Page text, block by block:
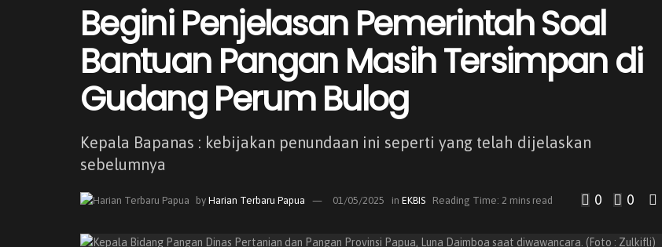
Begini Penjelasan Pemerintah Soal
Bantuan Pangan Masih Tersimpan di
Gudang Perum Bulog
Kepala Bapanas : kebijakan penundaan ini seperti yang telah dijelaskan
sebelumnya
by Harian Terbaru Papua 01/05/2025 in EKBIS Reading Time: 2 mins read 0 0